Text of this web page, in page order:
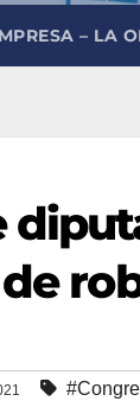
– LA